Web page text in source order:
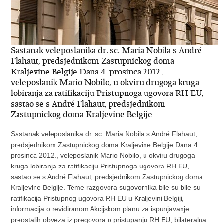
Sastanak veleposlanika dr. sc. Maria Nobila s André
Flahaut, predsjednikom Zastupnickog doma
Kraljevine Belgije Dana 4. prosinca 2012.,
veleposlanik Mario Nobilo, u okviru drugoga kruga
lobiranja za ratifikaciju Pristupnoga ugovora RH EU,
sastao se s André Flahaut, predsjednikom
Zastupnickog doma Kraljevine Belgije
Sastanak veleposlanika dr. sc. Maria Nobila s André Flahaut,
predsjednikom Zastupnickog doma Kraljevine Belgije Dana 4.
prosinca 2012., veleposlanik Mario Nobilo, u okviru drugoga
kruga lobiranja za ratifikaciju Pristupnoga ugovora RH EU,
sastao se s André Flahaut, predsjednikom Zastupnickog doma
Kraljevine Belgije. Teme razgovora sugovornika bile su bile su
ratifikacija Pristupnog ugovora RH EU u Kraljevini Belgiji,
informacija o revidiranom Akcijskom planu za ispunjavanje
preostalih obveza iz pregovora o pristupanju RH EU, bilateralna